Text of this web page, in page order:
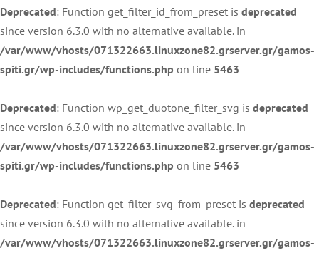
Deprecated: Function get_filter_id_from_preset is deprecated
since version 6.3.0 with no alternative available. in
/var/www/vhosts/071322663.linuxzone82.grserver.gr/gamos-
spiti.gr/wp-includes/functions.php on line 5463
Deprecated: Function wp_get_duotone_filter_svg is deprecated
since version 6.3.0 with no alternative available. in
/var/www/vhosts/071322663.linuxzone82.grserver.gr/gamos-
spiti.gr/wp-includes/functions.php on line 5463
Deprecated: Function get_filter_svg_from_preset is deprecated
since version 6.3.0 with no alternative available. in
/var/www/vhosts/071322663.linuxzone82.grserver.gr/gamos-